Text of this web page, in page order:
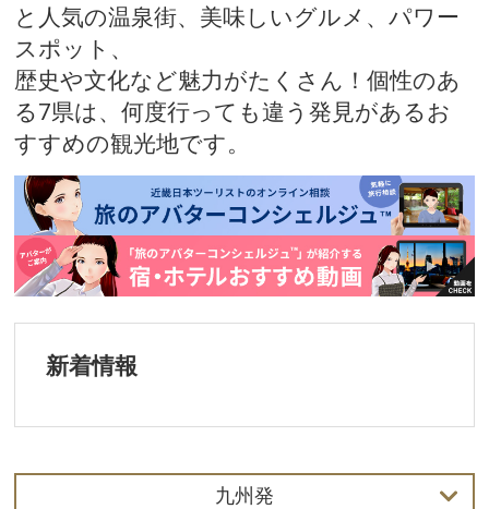
と人気の温泉街、美味しいグルメ、パワー
スポット、
歴史や文化など魅力がたくさん！個性のあ
る7県は、何度行っても違う発見があるお
すすめの観光地です。
新着情報
九州発